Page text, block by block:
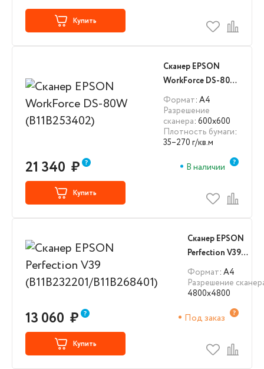
Купить
Сканер EPSON
WorkForce DS-80W
(B11B253402)
Формат: А4
Разрешение
сканера: 600x600
Плотность бумаги:
35–270 г/кв.м
21 340 ₽ В наличии
Купить
Сканер EPSON
Perfection V39
(B11B232201/
Формат: А4
Разрешение
4800x4800
13 060 ₽ Под заказ
Купить